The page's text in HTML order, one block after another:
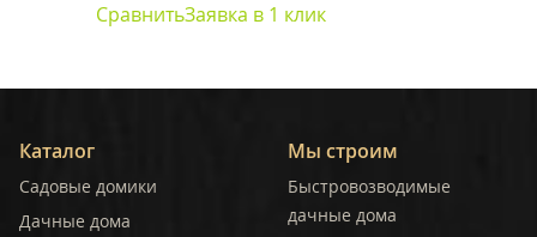
СравнитьЗаявка в 1 клик
Каталог
Садовые домики
Дачные дома
Мы строим
Быстровозводимые
дачные дома